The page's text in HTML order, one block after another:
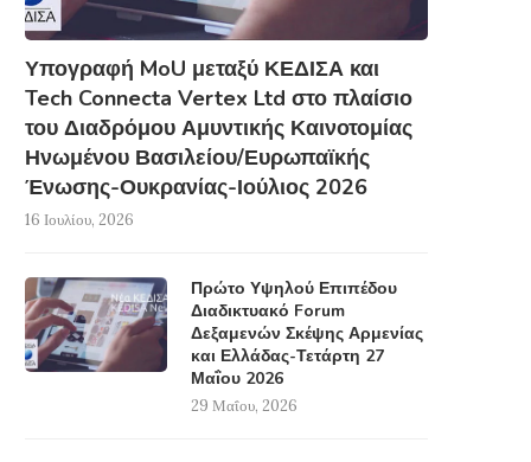
Υπογραφή MoU μεταξύ ΚΕΔΙΣΑ και
Tech Connecta Vertex Ltd στο πλαίσιο
του Διαδρόμου Αμυντικής Καινοτομίας
Ηνωμένου Βασιλείου/Ευρωπαϊκής
Ένωσης-Ουκρανίας-Ιούλιος 2026
16 Ιουλίου, 2026
Πρώτο Υψηλού Επιπέδου
Διαδικτυακό Forum
Δεξαμενών Σκέψης Αρμενίας
και Ελλάδας-Τετάρτη 27
Μαΐου 2026
29 Μαΐου, 2026